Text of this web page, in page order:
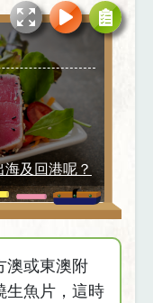
及回港呢？
澳或東澳附
生魚片，這時